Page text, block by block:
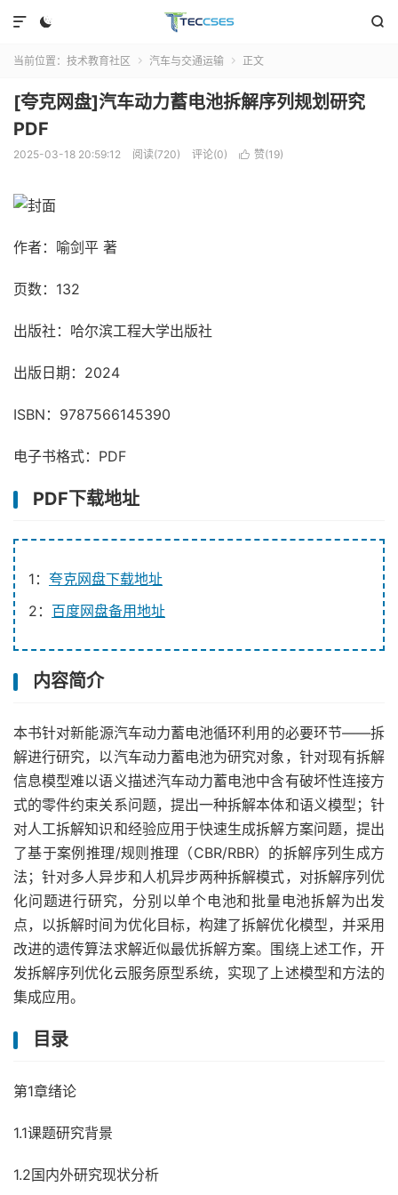
 

当前位置： 技术教育社区  汽车与交通运输  正文
[夸克网盘]汽车动力蓄电池拆解序列规划研究
PDF
2025-03-18 20:59:12 阅读(720) 评论(0)  赞(19)
作者：喻剑平 著
页数：132
出版社：哈尔滨工程大学出版社
出版日期：2024
ISBN：9787566145390
电子书格式：PDF
PDF下载地址
1： 夸克网盘下载地址
2： 百度网盘备用地址
内容简介
本书针对新能源汽车动力蓄电池循环利用的必要环节——拆
解进行研究，以汽车动力蓄电池为研究对象，针对现有拆解
信息模型难以语义描述汽车动力蓄电池中含有破坏性连接方
式的零件约束关系问题，提出一种拆解本体和语义模型；针
对人工拆解知识和经验应用于快速生成拆解方案问题，提出
了基于案例推理/规则推理（CBR/RBR）的拆解序列生成方
法；针对多人异步和人机异步两种拆解模式，对拆解序列优
化问题进行研究，分别以单个电池和批量电池拆解为出发
点，以拆解时间为优化目标，构建了拆解优化模型，并采用
改进的遗传算法求解近似最优拆解方案。围绕上述工作，开
发拆解序列优化云服务原型系统，实现了上述模型和方法的
集成应用。
目录
第1章绪论
1.1课题研究背景
1.2国内外研究现状分析